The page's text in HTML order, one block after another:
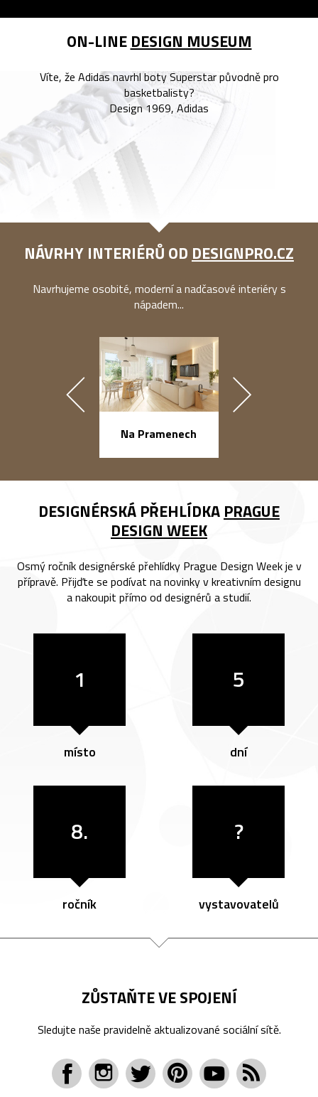
ON-LINE DESIGN MUSEUM
Víte, že Adidas navrhl boty Superstar původně pro
basketbalisty?
Design 1969, Adidas
NÁVRHY INTERIÉRŮ OD DESIGNPRO.CZ
Navrhujeme osobité, moderní a nadčasové interiéry s
nápadem...
Na Pramenech
DESIGNÉRSKÁ PŘEHLÍDKA PRAGUE
DESIGN WEEK
Osmý ročník designérské přehlídky Prague Design Week je v
přípravě. Přijďte se podívat na novinky v kreativním designu
a nakoupit přímo od designérů a studií.
1
místo
5
dní
8.
ročník
?
vystavovatelů
ZŮSTAŇTE VE SPOJENÍ
Sledujte naše pravidelně aktualizované sociální sítě.